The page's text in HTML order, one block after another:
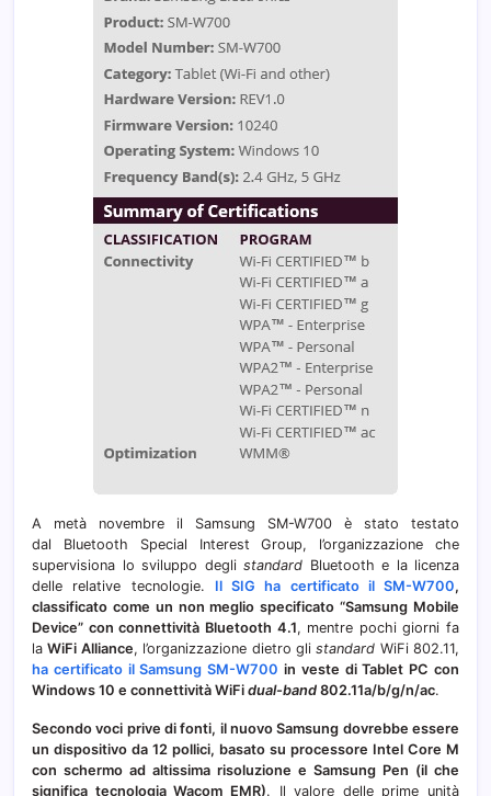
A metà novembre il Samsung SM-W700 è stato testato
dal Bluetooth Special Interest Group, l’organizzazione che
supervisiona lo sviluppo degli standard Bluetooth e la licenza
delle relative tecnologie. Il SIG ha certificato il SM-W700,
classificato come un non meglio specificato “Samsung Mobile
Device” con connettività Bluetooth 4.1, mentre pochi giorni fa
laWiFi Alliance, l’organizzazione dietro glistandard WiFi 802.11,
ha certificato il Samsung SM-W700 in veste di Tablet PC con
Windows 10 e connettività WiFi dual-band 802.11a/b/g/n/ac.
Secondo voci prive di fonti, il nuovo Samsung dovrebbe essere
un dispositivo da 12 pollici, basato su processore Intel Core M
con schermo ad altissima risoluzione e Samsung Pen (il che
significa tecnologia Wacom EMR). Il valore delle prime unità